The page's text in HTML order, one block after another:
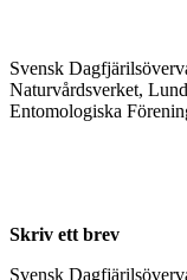
Svensk
Naturvårdsverket,
Entomologiska
Skriv ett brev
Svensk